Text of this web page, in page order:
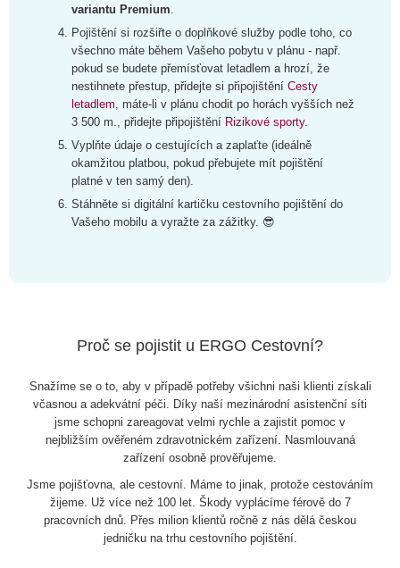
variantu Premium.
Pojištění si rozšiřte o doplňkové služby podle toho, co
všechno máte během Vašeho pobytu v plánu - např.
pokud se budete přemísťovat letadlem a hrozí, že
nestihnete přestup, přidejte si připojištění Cesty
letadlem, máte-li v plánu chodit po horách vyšších než
3 500 m., přidejte připojištění Rizikové sporty.
Vyplňte údaje o cestujících a zaplaťte (ideálně
okamžitou platbou, pokud přebujete mít pojištění
platné v ten samý den).
Stáhněte si digitální kartičku cestovního pojištění do
Vašeho mobilu a vyražte za zážitky. 😎
Proč se pojistit u ERGO Cestovní?
Snažíme se o to, aby v případě potřeby všichni naši klienti získali
včasnou a adekvátní péči. Díky naší mezinárodní asistenční síti
jsme schopni zareagovat velmi rychle a zajistit pomoc v
nejbližším ověřeném zdravotnickém zařízení. Nasmlouvaná
zařízení osobně prověřujeme.
Jsme pojišťovna, ale cestovní. Máme to jinak, protože cestováním
žijeme. Už více než 100 let. Škody vyplácíme férově do 7
pracovních dnů. Přes milion klientů ročně z nás dělá českou
jedničku na trhu cestovního pojištění.